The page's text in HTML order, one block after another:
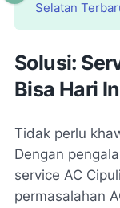
Selatan
Solusi:
Bisa Hari
Tidak perlu
Dengan
service AC
permasalahan